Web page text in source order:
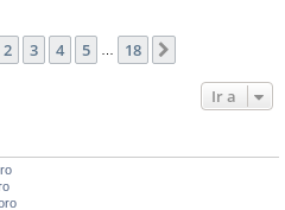
de 18
2 3 4 5 … 18
Ir a